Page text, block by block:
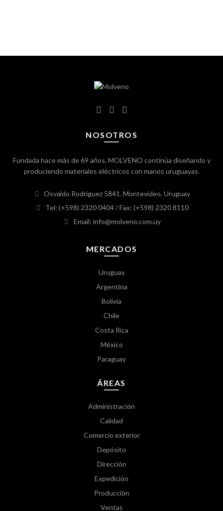
NOSOTROS
Fundada hace más de 69 años, MOLVENO continúa diseñando y
produciendo materiales eléctricos con manos uruguayas.
Osvaldo Rodríguez 5841. Montevideo, Uruguay
Tel: (+598) 2320 0404/ Fax: (+598) 2320 8110
Email: info@molveno.com.uy
MERCADOS
Uruguay
Argentina
Bolivia
Chile
Costa Rica
México
Paraguay
ÁREAS
Administración
Calidad
Comercio exterior
Depósito
Dirección
Expedición
Producción
Ventas